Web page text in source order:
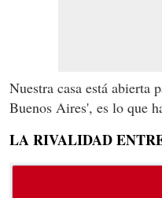
Nuestra casa está abierta
Buenos Aires', es lo que
LA RIVALIDAD